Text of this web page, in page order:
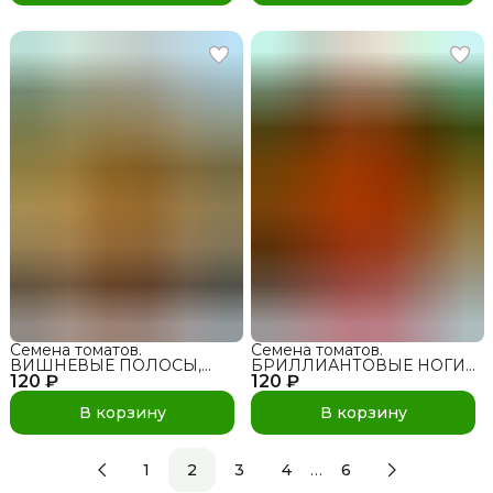
120 ₽
Семена томатов.
ВИШНЕВЫЕ ПОЛОСЫ,
сорт для открытого грунта
и теплиц
В корзину
120 ₽
Семена томатов.
БРИЛЛИАНТОВЫЕ НОГИ,
сорт для открытого грунта
и теплиц
В корзину
1 2 3 4 … 6